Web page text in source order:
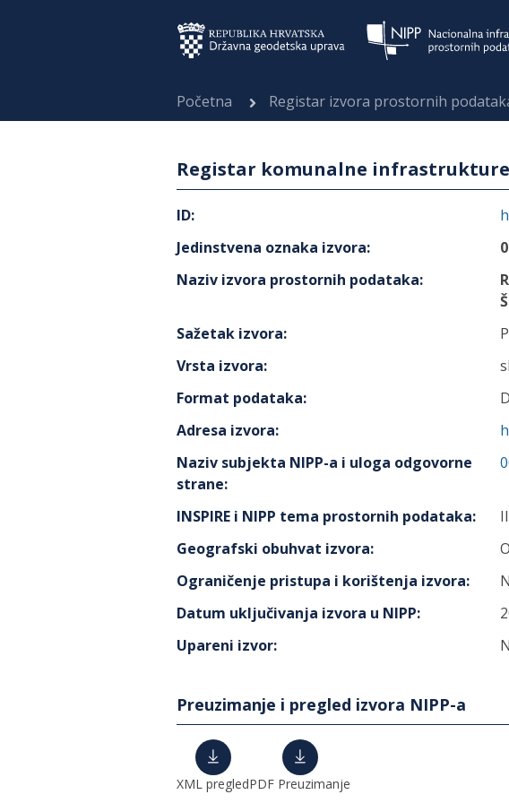
Početna Registar izvora prostornih
Registar komunalne
ID:
Jedinstvena oznaka izvora:
Naziv izvora prostornih podataka:
Sažetak izvora:
Vrsta izvora:
Format podataka:
Adresa izvora:
Naziv subjekta NIPP-a i uloga odgovorne
strane:
INSPIRE i NIPP tema prostornih podataka:
Geografski obuhvat izvora:
Ograničenje pristupa i korištenja izvora:
Datum uključivanja izvora u NIPP:
Upareni izvor:
Preuzimanje i pregled izvora NIPP-a
XML pregledPDF Preuzimanje